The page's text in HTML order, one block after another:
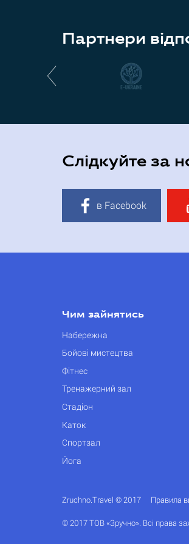
Партнери
Слідкуйте за
в Facebook
Чим зайнятись
Набережна
Бойові мистецтва
Фітнес
Тренажерний зал
Стадіон
Каток
Спортзал
Йога
Zruchno.Travel © 2017 Правила
© 2017 ТОВ «Зручно». Всі права